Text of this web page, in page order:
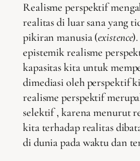
Realisme perspektif
realitas di luar sana yang
pikiran manusia (existence
epistemik realisme
kapasitas kita untuk
dimediasi oleh perspektif
realisme perspektif
selektif , karena menurut
kita terhadap realitas
di dunia pada waktu dan